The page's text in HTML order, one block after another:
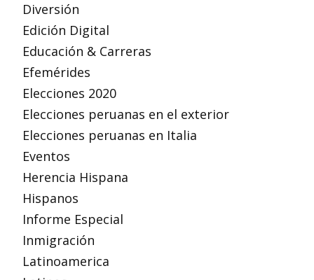
Diversión
Edición Digital
Educación & Carreras
Efemérides
Elecciones 2020
Elecciones peruanas en el exterior
Elecciones peruanas en Italia
Eventos
Herencia Hispana
Hispanos
Informe Especial
Inmigración
Latinoamerica